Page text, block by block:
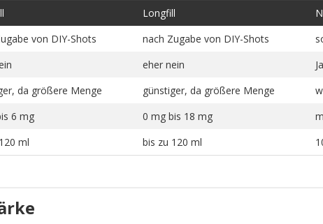
Longfill
von DIY-Shots nach Zugabe von DIY-Shots
eher nein Ja
da größere Menge günstiger, da größere Menge
6 mg 0 mg bis 18 mg
ml bis zu 120 ml